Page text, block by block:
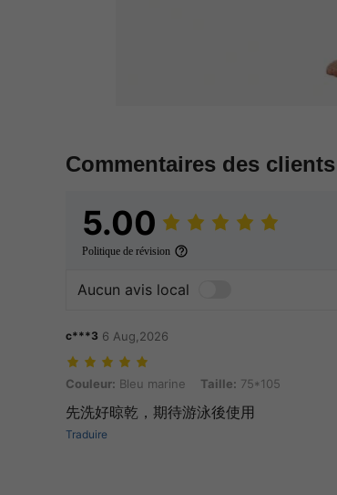
Commentaires des clients
5.00
Politique de révision
Aucun avis local
c***3 6 Aug,2026
Couleur: Bleu marine, Taille: 75*105
Couleur: Bleu marine Taille: 75*105
先洗好晾乾，期待游泳後使用
Traduire